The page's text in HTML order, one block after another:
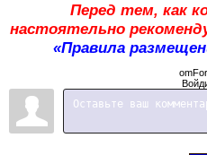
Перед тем, как
настоятельно
«Правила